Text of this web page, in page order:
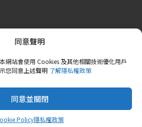
同意聲明
網站會使用 Cookies 及其他相關技術優化用戶
您同意上述聲明 了解隱私權政策
同意並關閉
Policy隱私權政策
程
上財經學院
by 又上財經學院